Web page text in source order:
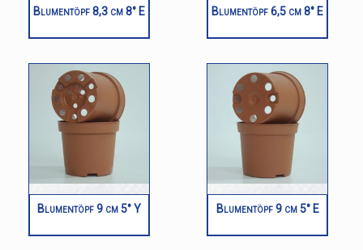
Blumentöpf 8,3 cm 8° E Blumentöpf 6,5 cm 8° E
Blumentöpf 9 cm 5° Y Blumentöpf 9 cm 5° E